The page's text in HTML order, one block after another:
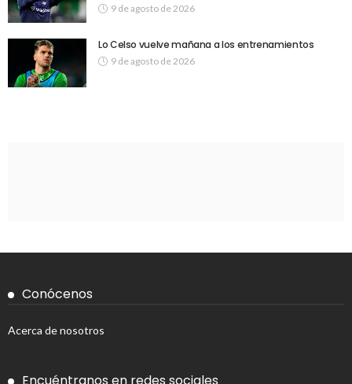
9 de agosto de 2026
Lo Celso vuelve mañana a los entrenamientos
9 de agosto de 2026
Conócenos
Acerca de nosotros